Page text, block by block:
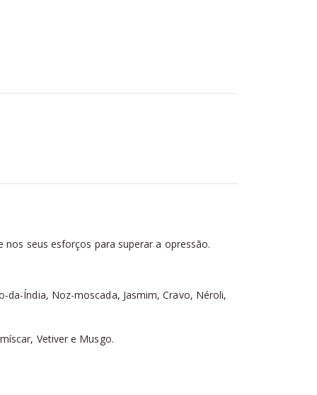
nos seus esforços para superar a opressão.
Índia, Noz-moscada, Jasmim, Cravo, Néroli,
Vetiver e Musgo.